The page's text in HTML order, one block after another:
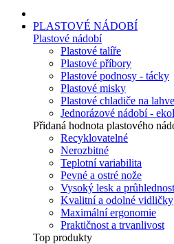
PLASTOVÉ NÁDOBÍ
Plastové nádobí
Plastové talíře
Plastové příbory
Plastové podnosy - tácky
Plastové misky
Plastové chladiče na
Jednorázové nádobí -
Přidaná hodnota plastového
Recyklovatelné
Nerozbitné
Teplotní variabilita
Pevné a ostré nože
Vysoký lesk a průhlednost
Kvalitní a odolné vidličky
Maximální ergonomie
Praktičnost a trvanlivost
Top produkty